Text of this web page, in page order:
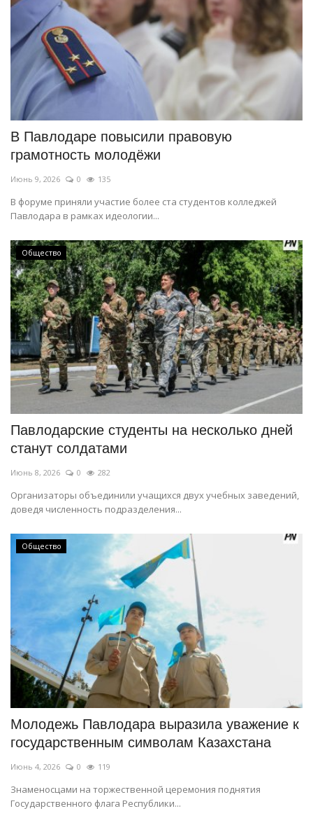
В Павлодаре повысили правовую
грамотность молодёжи
Июнь 9, 2026 0 135
В форуме приняли участие более ста студентов колледжей
Павлодара в рамках идеологии...
Общество
Павлодарские студенты на несколько дней
станут солдатами
Июнь 8, 2026 0 282
Организаторы объединили учащихся двух учебных заведений,
доведя численность подразделения...
Общество
Молодежь Павлодара выразила уважение к
государственным символам Казахстана
Июнь 4, 2026 0 119
Знаменосцами на торжественной церемония поднятия
Государственного флага Республики...